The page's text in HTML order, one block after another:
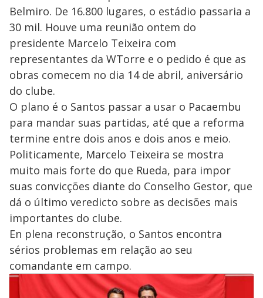
Belmiro. De 16.800 lugares, o estádio passaria a
30 mil. Houve uma reunião ontem do
presidente Marcelo Teixeira com
representantes da WTorre e o pedido é que as
obras comecem no dia 14 de abril, aniversário
do clube.
O plano é o Santos passar a usar o Pacaembu
para mandar suas partidas, até que a reforma
termine entre dois anos e dois anos e meio.
Politicamente, Marcelo Teixeira se mostra
muito mais forte do que Rueda, para impor
suas convicções diante do Conselho Gestor, que
dá o último veredicto sobre as decisões mais
importantes do clube.
En plena reconstrução, o Santos encontra
sérios problemas em relação ao seu
comandante em campo.